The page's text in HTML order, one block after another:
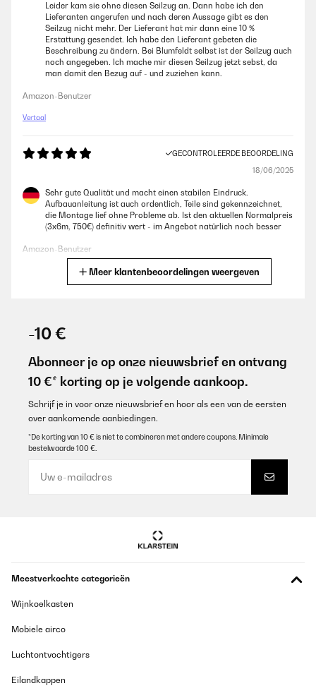
Leider kam sie ohne diesen Seilzug an. Dann habe ich den
Lieferanten angerufen und nach deren Aussage gibt es den
Seilzug nicht mehr. Der Lieferant hat mir dann eine 10 %
Erstattung gesendet. Ich habe den Lieferant gebeten die
Beschreibung zu ändern. Bei Blumfeldt selbst ist der Seilzug auch
noch angegeben. Ich mache mir diesen Seilzug jetzt sebst, da
man damit den Bezug auf - und zuziehen kann.
Amazon-Benutzer
Vertaal
GECONTROLEERDE BEOORDELING
18/06/2025
Sehr gute Qualität und macht einen stabilen Eindruck.
Aufbauanleitung ist auch ordentlich, Teile sind gekennzeichnet,
die Montage lief ohne Probleme ab. Ist den aktuellen Normalpreis
(3x6m, 750€) definitiv wert - im Angebot natürlich noch besser
Amazon-Benutzer
Aufbauanleitung ist auch ordentlich, Teile sind gekennzeichnet,
die Montage lief ohne Probleme ab.Ist den aktuellen Normalpreis
(3x6m, 750€) definitiv wert - im Angebot natürlich noch besser
Amazon-Benutzer
Vertaal
GECONTROLEERDE BEOORDELING
01/06/2025
très bon produit
Utilisateur d'Amazon
Vertaal
Meer klantenbeoordelingen weergeven
-10 €
Abonneer je op onze nieuwsbrief en ontvang
10 €* korting op je volgende aankoop.
Schrijf je in voor onze nieuwsbrief en hoor als een van de eersten
over aankomende aanbiedingen.
*De korting van 10 € is niet te combineren met andere coupons. Minimale
bestelwaarde 100 €.
Meestverkochte categorieën
Wijnkoelkasten
Mobiele airco
Luchtontvochtigers
Eilandkappen